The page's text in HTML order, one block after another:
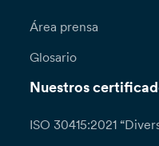
Área prensa
Glosario
Nuestros
ISO 30415:2021